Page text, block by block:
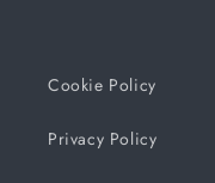
Cookie Policy
Privacy Policy